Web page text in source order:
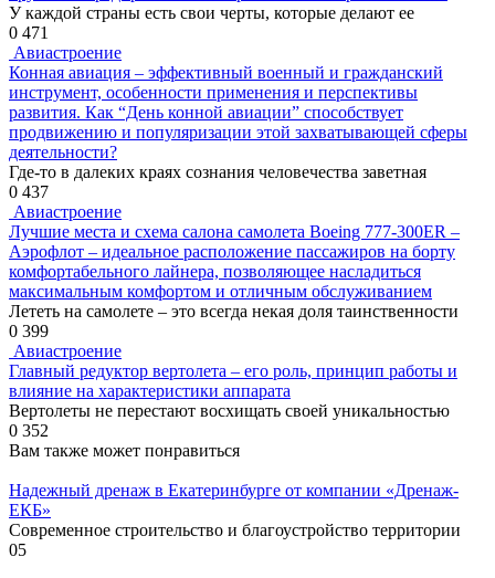
У каждой страны есть свои черты, которые делают ее
0 471
Авиастроение
Конная авиация – эффективный военный и гражданский
инструмент, особенности применения и перспективы
развития. Как “День конной авиации” способствует
продвижению и популяризации этой захватывающей сферы
деятельности?
Где-то в далеких краях сознания человечества заветная
0 437
Авиастроение
Лучшие места и схема салона самолета Boeing 777-300ER –
Аэрофлот – идеальное расположение пассажиров на борту
комфортабельного лайнера, позволяющее насладиться
максимальным комфортом и отличным обслуживанием
Лететь на самолете – это всегда некая доля таинственности
0 399
Авиастроение
Главный редуктор вертолета – его роль, принцип работы и
влияние на характеристики аппарата
Вертолеты не перестают восхищать своей уникальностью
0 352
Вам также может понравиться
Надежный дренаж в Екатеринбурге от компании «Дренаж-
ЕКБ»
Современное строительство и благоустройство территории
05